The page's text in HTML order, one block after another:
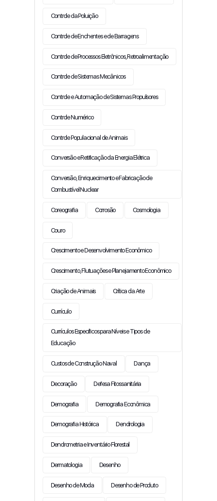
Controle da Poluição
Controle de Enchentes e de Barragens
Controle de Processos Eletrônicos, Retroalimentação
Controle de Sistemas Mecânicos
Controle e Automação de Sistemas Propulsores
Controle Numérico
Controle Populacional de Animais
Conversão e Retificação da Energia Elétrica
Conversão, Enriquecimento e Fabricação de
Combustível Nuclear
Coreografia Corrosão Cosmologia
Couro
Crescimento e Desenvolvimento Econômico
Crescimento, Flutuações e Planejamento Econômico
Criação de Animais Crítica da Arte
Currículo
Currículos Específicos para Níveis e Tipos de
Educação
Custos de Construção Naval Dança
Decoração Defesa Fitossanitária
Demografia Demografia Econômica
Demografia Histórica Dendrologia
Dendrometria e Inventário Florestal
Dermatologia Desenho
Desenho de Moda Desenho de Produto